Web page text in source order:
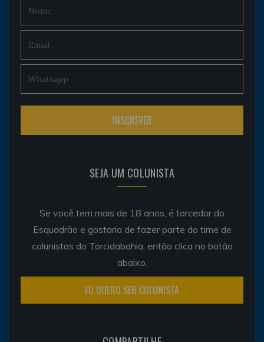
SEJA UM COLUNISTA
Se você tem mais de 18 anos, é torcedor do
Esquadrão e gostaria de fazer parte do time de
colunistas do Torcidabahia, então clica no botão
abaixo.
EU QUERO SER COLUNISTA